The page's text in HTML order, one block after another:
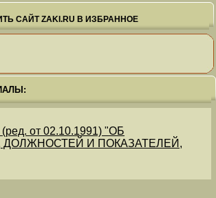
САЙТ ZAKI.RU В ИЗБРАННОЕ
от 02.10.1991) "ОБ
И ПОКАЗАТЕЛЕЙ,